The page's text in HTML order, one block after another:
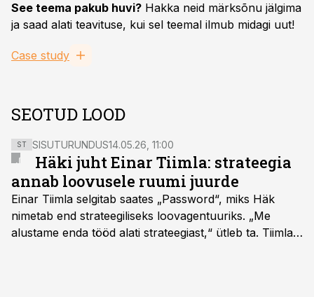
See teema pakub huvi? Hakka neid märksõnu jälgima
ja saad alati teavituse, kui sel teemal ilmub midagi uut!
Case study
SEOTUD LOOD
ST SISUTURUNDUS14.05.26, 11:00
Häki juht Einar Tiimla: strateegia
annab loovusele ruumi juurde
Einar Tiimla selgitab saates „Password“, miks Häk
nimetab end strateegiliseks loovagentuuriks. „Me
alustame enda tööd alati strateegiast,“ ütleb ta. Tiimla